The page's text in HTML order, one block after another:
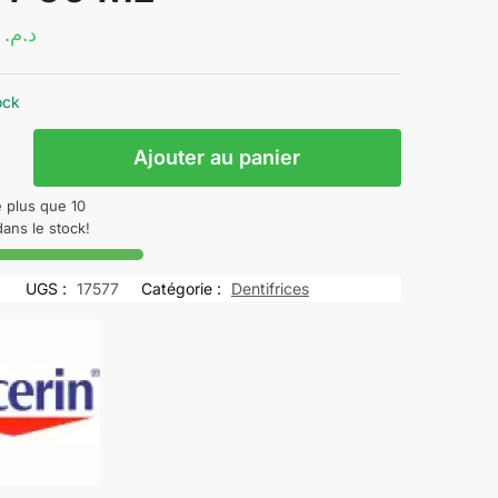
د.م.
Ajouter au panier
plus que 10
le stock!
UGS : 17577 Catégorie : Dentifrices